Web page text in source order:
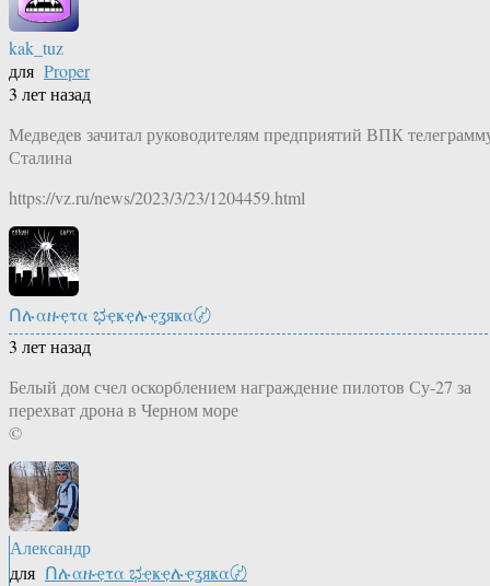
kak_tuz
для Proper
3 лет назад
Медведев зачитал руководителям предприятий ВПК
Сталина
https://vz.ru/news/2023/3/23/1204459.html
Ոሉαዙҿτα ಭҿҝҿሉҿʓяҝα〄
3 лет назад
Белый дом счел оскорблением награждение пилотов Су-27 за
перехват дрона в Черном море
©
Александр
для Ոሉαዙҿτα ಭҿҝҿሉҿʓяҝα〄